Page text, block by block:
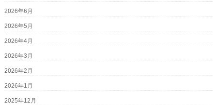
2026年6月
2026年5月
2026年4月
2026年3月
2026年2月
2026年1月
2025年12月